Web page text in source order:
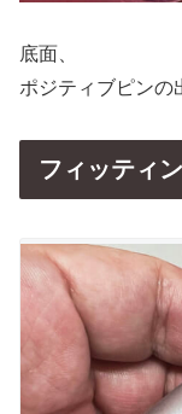
底面、
ポジティブピンの
フィッティ